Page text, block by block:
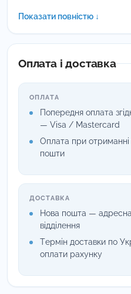
С, ВІЛ, грип, герпес) та
дерматофітії).
Бережне ставлення: Не
металів, не пошкоджує
гуми, дерева та кахлю.
Економічність:
концентраціях. Робочі
активність до
(за
закритій тарі).
Склад (активні
Показати повністю ↓
Оплата і доставка
ОПЛАТА
Попередня оплата
— Visa / Mastercard
Оплата при отриманні
пошти
ДОСТАВКА
Нова пошта —
відділення
Термін доставки по
оплати рахунку